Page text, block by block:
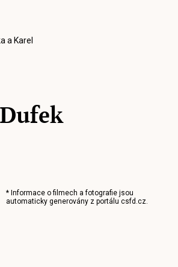
a Karel
* Informace o filmech a fotografie jsou
automaticky generovány z portálucsfd.cz.